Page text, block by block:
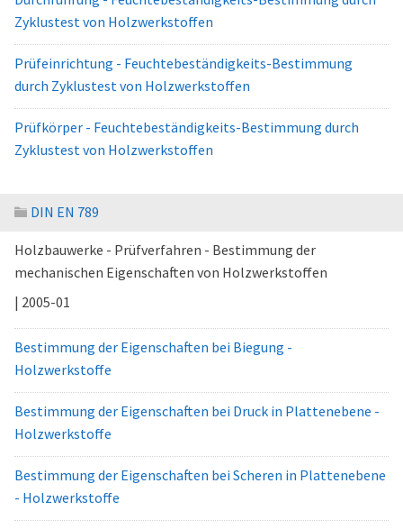
Zyklustest von Holzwerkstoffen
Prüfeinrichtung - Feuchtebeständigkeits-Bestimmung
durch Zyklustest von Holzwerkstoffen
Prüfkörper - Feuchtebeständigkeits-Bestimmung durch
Zyklustest von Holzwerkstoffen
DIN EN 789
Holzbauwerke - Prüfverfahren - Bestimmung der
mechanischen Eigenschaften von Holzwerkstoffen
| 2005-01
Bestimmung der Eigenschaften bei Biegung -
Holzwerkstoffe
Bestimmung der Eigenschaften bei Druck in Plattenebene -
Holzwerkstoffe
Bestimmung der Eigenschaften bei Scheren in Plattenebene
- Holzwerkstoffe